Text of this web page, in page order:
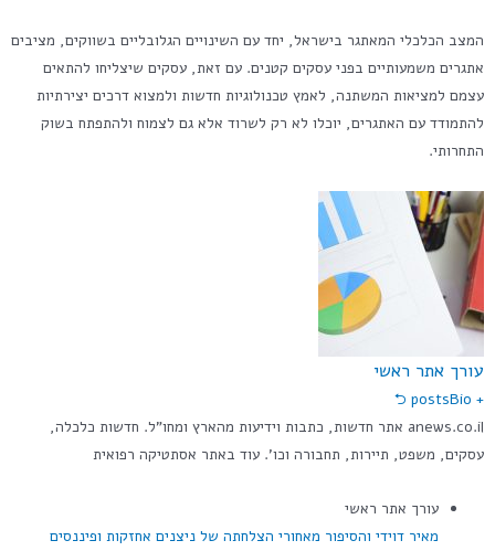
המצב הכלכלי המאתגר בישראל, יחד עם השינויים הגלובליים בשווקים, מציבים
אתגרים משמעותיים בפני עסקים קטנים. עם זאת, עסקים שיצליחו להתאים
עצמם למציאות המשתנה, לאמץ טכנולוגיות חדשות ולמצוא דרכים יצירתיות
להתמודד עם האתגרים, יוכלו לא רק לשרוד אלא גם לצמוח ולהתפתח בשוק
התחרותי.
עורך אתר ראשי
+ posts
Bio ⮌
anews.co.il אתר חדשות, כתבות וידיעות מהארץ ומחו"ל. חדשות כלכלה,
עסקים, משפט, תיירות, תחבורה וכו'. עוד באתר אסתטיקה רפואית
עורך אתר ראשי
מאיר דוידי והסיפור מאחורי הצלחתה של ניצנים אחזקות ופיננסים